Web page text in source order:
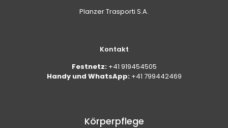
Planzer Trasporti S.A.
Kontakt
Festnetz: +41 919454505
Handy und WhatsApp: +41 799442469
Körperpflege